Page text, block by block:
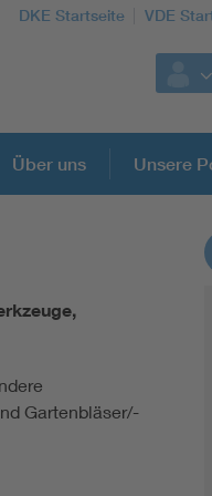
DKE Startseite VDE
im Kontext der
der Übersicht
Über uns Unsere
Gartenbläser/-